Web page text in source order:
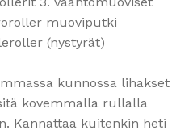
muoviputki
(nystyrät)
kunnossa lihakset
kovemmalla rullalla
Kannattaa kuitenkin heti